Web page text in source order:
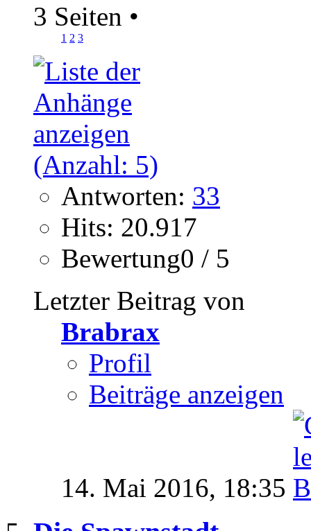
3 Seiten •
1 2 3
Antworten: 33
Hits: 20.917
Bewertung0 / 5
Letzter Beitrag von
Brabrax
Profil
Beiträge anzeigen
14. Mai 2016, 18:35